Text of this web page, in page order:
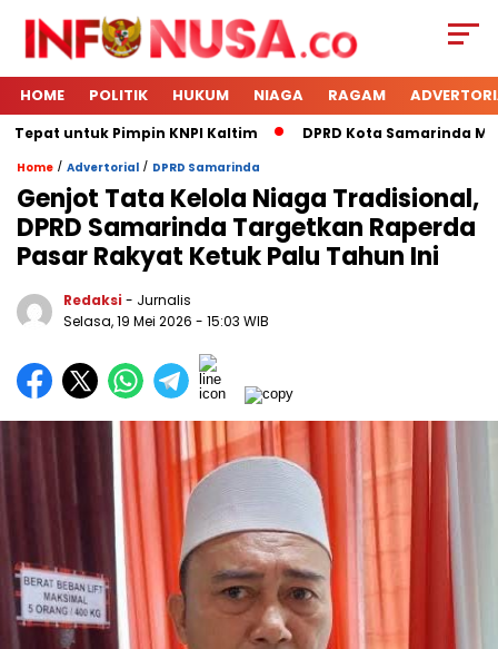
HOME POLITIK HUKUM NIAGA RAGAM
untuk Pimpin KNPI Kaltim DPRD Kota Samarinda
Home / Advertorial / DPRD Samarinda
Genjot Tata Kelola Niaga Tradisional,
DPRD Samarinda Targetkan Raperda
Pasar Rakyat Ketuk Palu Tahun Ini
Redaksi - Jurnalis
Selasa, 19 Mei 2026 - 15:03 WIB